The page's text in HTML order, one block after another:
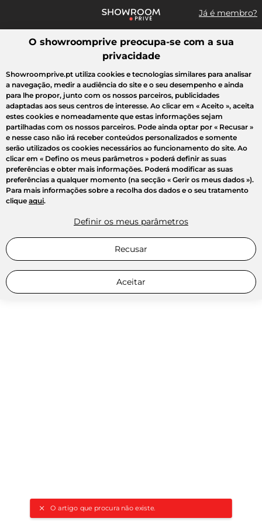
Já é membro?
Pesquisar uma marca, um artigo, uma venda...
O artigo que procura não existe.
Todas as vendas Moda Desporto Casa Criança Beleza
O showroomprive preocupa-se com a sua
privacidade
Showroomprive.pt utiliza cookies e tecnologias similares para analisar
a navegação, medir a audiência do site e o seu desempenho e ainda
para lhe propor, junto com os nossos parceiros, publicidades
adaptadas aos seus centros de interesse. Ao clicar em « Aceito », aceita
estes cookies e nomeadamente que estas informações sejam
partilhadas com os nossos parceiros. Pode ainda optar por « Recusar »
e nesse caso não irá receber conteúdos personalizados e somente
serão utilizados os cookies necessários ao funcionamento do site. Ao
clicar em « Defino os meus parâmetros » poderá definir as suas
preferências e obter mais informações. Poderá modificar as suas
preferências a qualquer momento (na secção « Gerir os meus dados »).
Para mais informações sobre a recolha dos dados e o seu tratamento
clique aqui.
Definir os meus parâmetros
Recusar
Aceitar